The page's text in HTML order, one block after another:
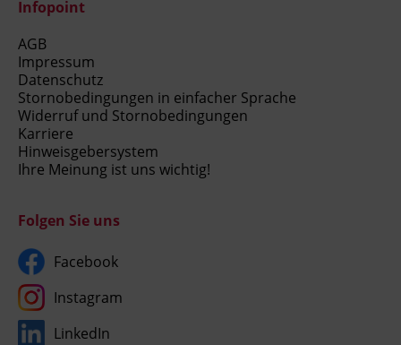
Infopoint
AGB
Impressum
Datenschutz
Stornobedingungen in einfacher Sprache
Widerruf und Stornobedingungen
Karriere
Hinweisgebersystem
Ihre Meinung ist uns wichtig!
Folgen Sie uns
Facebook
Instagram
LinkedIn